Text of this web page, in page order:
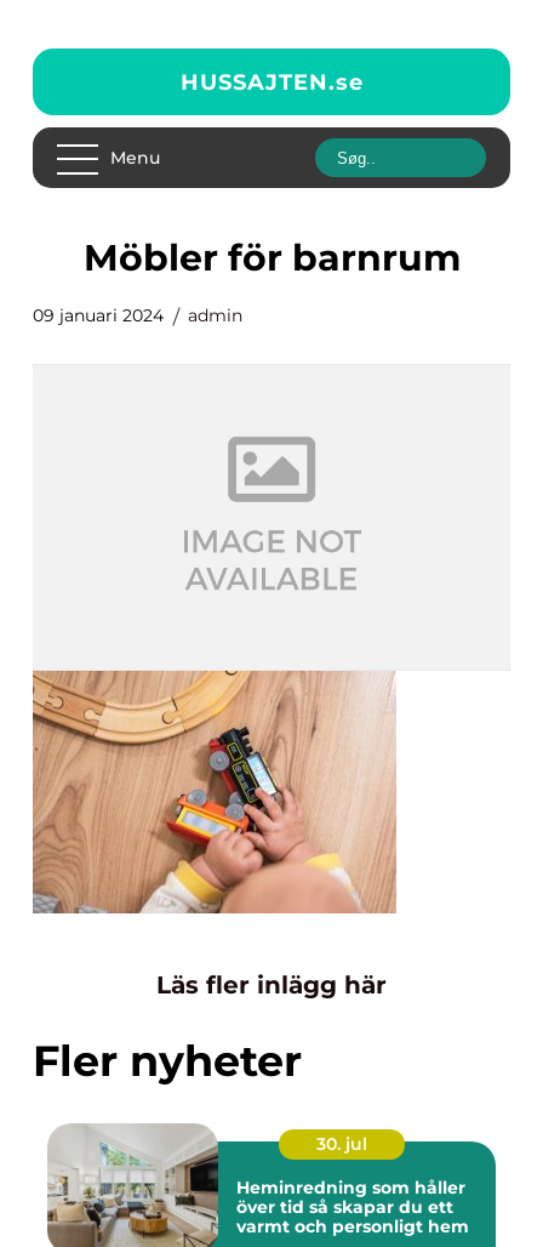
HUSSAJTEN.se
Menu
möbler för barnrum
09 januari 2024 admin
Läs fler inlägg här
Fler nyheter
30. jul
Heminredning som håller
över tid så skapar du ett
varmt och personligt hem